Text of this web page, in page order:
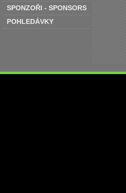
SPONZOŘI - SPONSORS
POHLEDÁVKY